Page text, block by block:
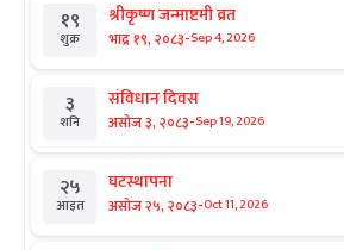
१९
शुक्र
श्रीकृष्ण जन्माष्टमी व्रत
भाद्र १९, २०८३-Sep 4, 2026
३
शनि
संविधान दिवस
असोज ३, २०८३-Sep 19, 2026
२५
आइत
घटस्थापना
असोज २५, २०८३-Oct 11, 2026